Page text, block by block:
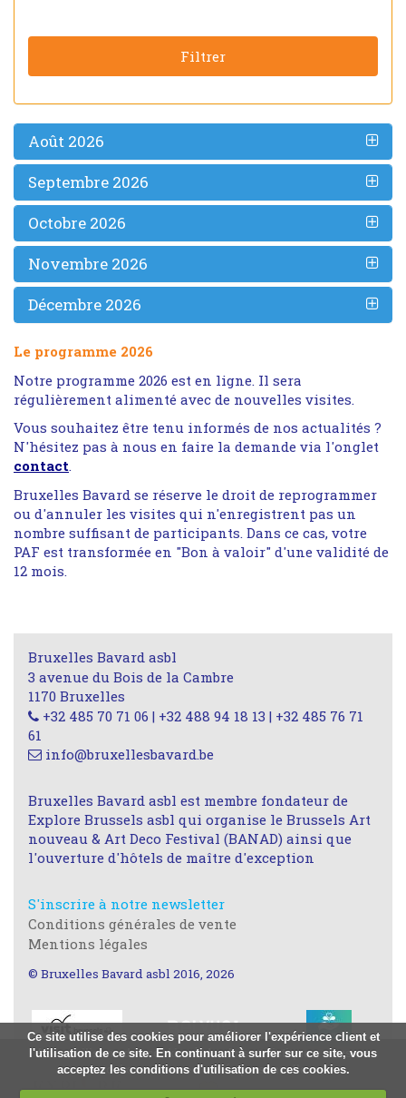
Filtrer
Août 2026
Septembre 2026
Octobre 2026
Novembre 2026
Décembre 2026
Le programme 2026
Notre programme 2026 est en ligne. Il sera
régulièrement alimenté avec de nouvelles visites.
Vous souhaitez être tenu informés de nos actualités ?
N'hésitez pas à nous en faire la demande via l'onglet
contact.
Bruxelles Bavard se réserve le droit de reprogrammer
ou d'annuler les visites qui n'enregistrent pas un
nombre suffisant de participants. Dans ce cas, votre
PAF est transformée en "Bon à valoir" d'une validité de
12 mois.
Bruxelles Bavard asbl
3 avenue du Bois de la Cambre
1170 Bruxelles
+32 485 70 71 06 | +32 488 94 18 13 | +32 485 76 71
61
info@bruxellesbavard.be
Bruxelles Bavard asbl est membre fondateur de
Explore Brussels asbl qui organise le Brussels Art
nouveau & Art Deco Festival (BANAD) ainsi que
l'ouverture d'hôtels de maître d'exception
S'inscrire à notre newsletter
Conditions générales de vente
Mentions légales
© Bruxelles Bavard asbl 2016, 2026
Nous utilisons des cookies à des fins statistiques, nous ne
stockons aucune donnée personnelle.
Ce site utilise des cookies pour améliorer l'expérience client et
l'utilisation de ce site. En continuant à surfer sur ce site, vous
acceptez les conditions d'utilisation de ces cookies.